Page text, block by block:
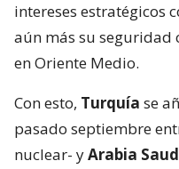
intereses estratégicos
aún más su seguridad
en Oriente Medio.
Con esto, Turquía se
pasado septiembre
nuclear- yArabia